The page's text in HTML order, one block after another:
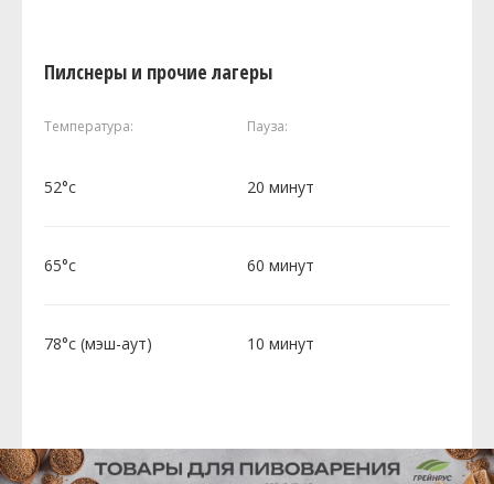
Пилснеры и прочие лагеры
Температура: Пауза:
52°c 20 минут
65°c 60 минут
78°c (мэш-аут) 10 минут